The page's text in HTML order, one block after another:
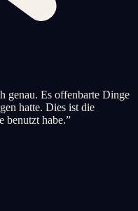
genau. Es offenbarte Dinge
hatte. Dies ist die
benutzt habe.”